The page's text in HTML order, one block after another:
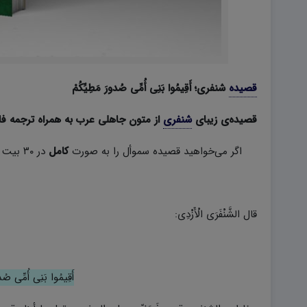
قصیده شنفری؛ أَقِیمُوا بَنِی أُمِّی صُدورَ مَطِیِّکُمْ
قصیده‌ی زیبایشنفری از متون جاهلی عرب به همراه ترجمه
اگر می‌خواهید قصیده سموأل را به صورتکامل در ۳۰ بیت داشته باشید از این قسمت دانلود کنید.
قال الشَّنْفَرَى الْأَزْدِی:
أَقِیمُوا بَنِی أُمِّی